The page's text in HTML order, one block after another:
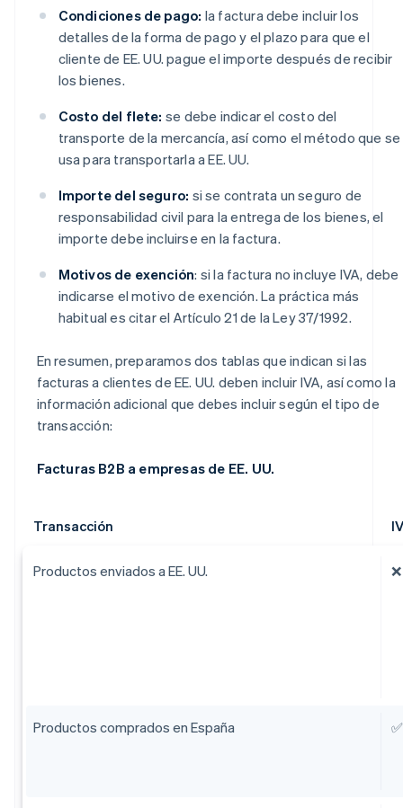
Condiciones de pago: la factura debe incluir los
detalles de la forma de pago y el plazo para que el
cliente de EE. UU. pague el importe después de recibir
los bienes.
Costo del flete: se debe indicar el costo del
transporte de la mercancía, así como el método que se
usa para transportarla a EE. UU.
Importe del seguro: si se contrata un seguro de
responsabilidad civil para la entrega de los bienes, el
importe debe incluirse en la factura.
Motivos de exención: si la factura no incluye IVA, debe
indicarse el motivo de exención. La práctica más
habitual es citar el Artículo 21 de la Ley 37/1992.
En resumen, preparamos dos tablas que indican si las
facturas a clientes de EE. UU. deben incluir IVA, así como la
información adicional que debes incluir según el tipo de
transacción:
Facturas B2B a empresas de EE. UU.
Transacción
Productos enviados a EE. UU. ❌
Productos comprados en España ✅